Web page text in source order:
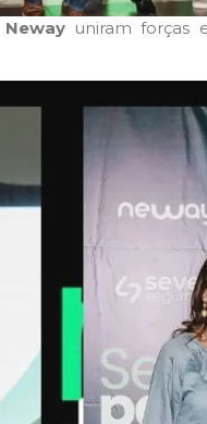
Neway uniram forças